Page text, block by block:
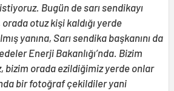
Bugün de sarı sendikayı
otuz kişi kaldığı yerde
yanına, Sarı sendika başkanını da
Enerji Bakanlığı’nda. Bizim
bizim orada ezildiğimiz yerde onlar
bir fotoğraf çekildiler yani